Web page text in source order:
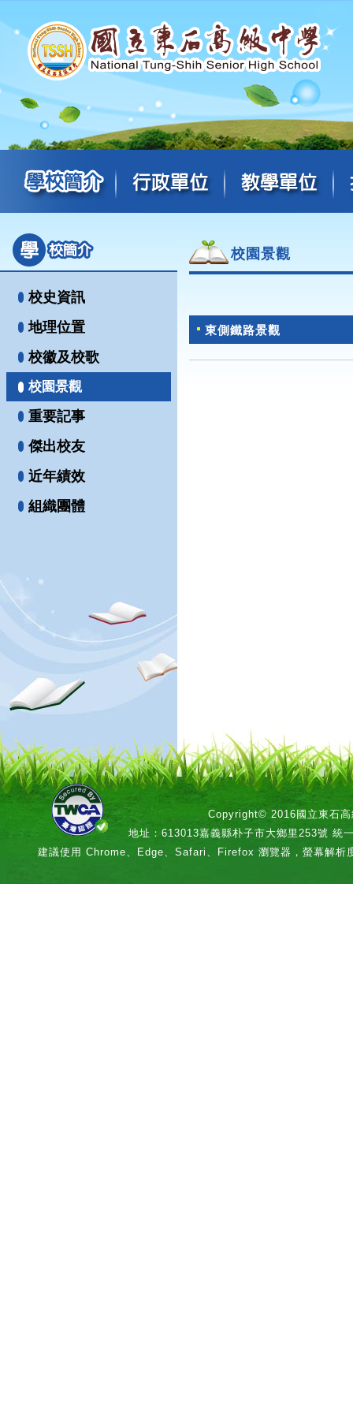
校史資訊
地理位置
校徽及校歌
校園景觀
重要記事
傑出校友
近年績效
組織團體
校園景觀
東側鐵路景觀
Copyright© 2016國立東石高
地址：613013嘉義縣朴子市大鄉里253號 統
建議使用 Chrome、Edge、Safari、Firefox 瀏覽器，螢幕解